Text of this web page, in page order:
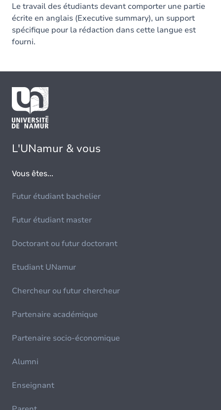
Le travail des étudiants devant comporter une partie
écrite en anglais (Executive summary), un support
spécifique pour la rédaction dans cette langue est
fourni.
L'UNamur & vous
Vous êtes...
Futur étudiant bachelier
Futur étudiant master
Doctorant ou futur doctorant
Etudiant UNamur
Chercheur ou futur chercheur
Partenaire académique
Partenaire socio-économique
Alumni
Enseignant